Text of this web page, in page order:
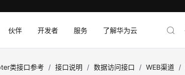
伙伴 开发者 服务 了解华为云
类接口参考 / 接口说明 / 数据访问接口 / WEB渠道 /